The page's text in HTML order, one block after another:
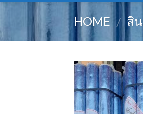
HOME / สิ